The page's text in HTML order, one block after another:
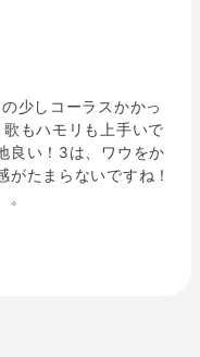
少しコーラスかかっ
もハモリも上手いで
良い！3は、ワウをか
がたまらないですね！